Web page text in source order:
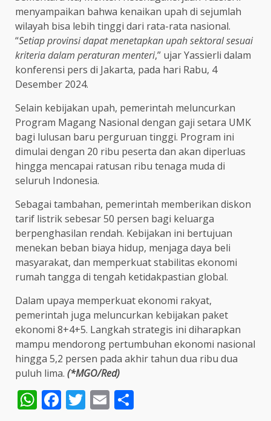
menyampaikan bahwa kenaikan upah di sejumlah
wilayah bisa lebih tinggi dari rata-rata nasional.
“Setiap provinsi dapat menetapkan upah sektoral sesuai
kriteria dalam peraturan menteri,” ujar Yassierli dalam
konferensi pers di Jakarta, pada hari Rabu, 4
Desember 2024.
Selain kebijakan upah, pemerintah meluncurkan
Program Magang Nasional dengan gaji setara UMK
bagi lulusan baru perguruan tinggi. Program ini
dimulai dengan 20 ribu peserta dan akan diperluas
hingga mencapai ratusan ribu tenaga muda di
seluruh Indonesia.
Sebagai tambahan, pemerintah memberikan diskon
tarif listrik sebesar 50 persen bagi keluarga
berpenghasilan rendah. Kebijakan ini bertujuan
menekan beban biaya hidup, menjaga daya beli
masyarakat, dan memperkuat stabilitas ekonomi
rumah tangga di tengah ketidakpastian global.
Dalam upaya memperkuat ekonomi rakyat,
pemerintah juga meluncurkan kebijakan paket
ekonomi 8+4+5. Langkah strategis ini diharapkan
mampu mendorong pertumbuhan ekonomi nasional
hingga 5,2 persen pada akhir tahun dua ribu dua
puluh lima. (*MGO/Red)
WhatsApp
Facebook
Twitter
Email